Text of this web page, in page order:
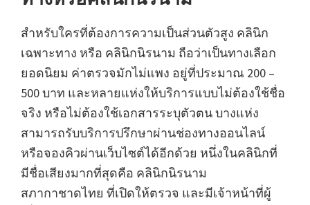
สำหรับใครที่ต้องการความเป็นส่วนตัวสูง คลินิก
เฉพาะทาง หรือ คลินิกนิรนาม ถือว่าเป็นทางเลือก
ยอดนิยม ค่าตรวจมักไม่แพง อยู่ที่ประมาณ 200 –
500 บาท และหลายแห่งให้บริการแบบไม่ต้องใช้ชื่อ
จริง หรือไม่ต้องใช้เอกสารระบุตัวตน บางแห่ง
สามารถรับบริการปรึกษาผ่านช่องทางออนไลน์
หรือจองคิวผ่านเว็บไซต์ได้อีกด้วย หนึ่งในคลินิกที่
มีชื่อเสียงมากที่สุดคือ คลินิกนิรนาม
สภากาชาดไทย ที่เปิดให้ตรวจ และมีเจ้าหน้าที่ผู้